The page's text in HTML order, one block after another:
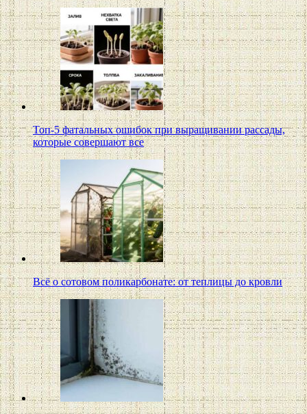
Топ-5 фатальных ошибок при выращивании рассады,
которые совершают все
Всё о сотовом поликарбонате: от теплицы до кровли